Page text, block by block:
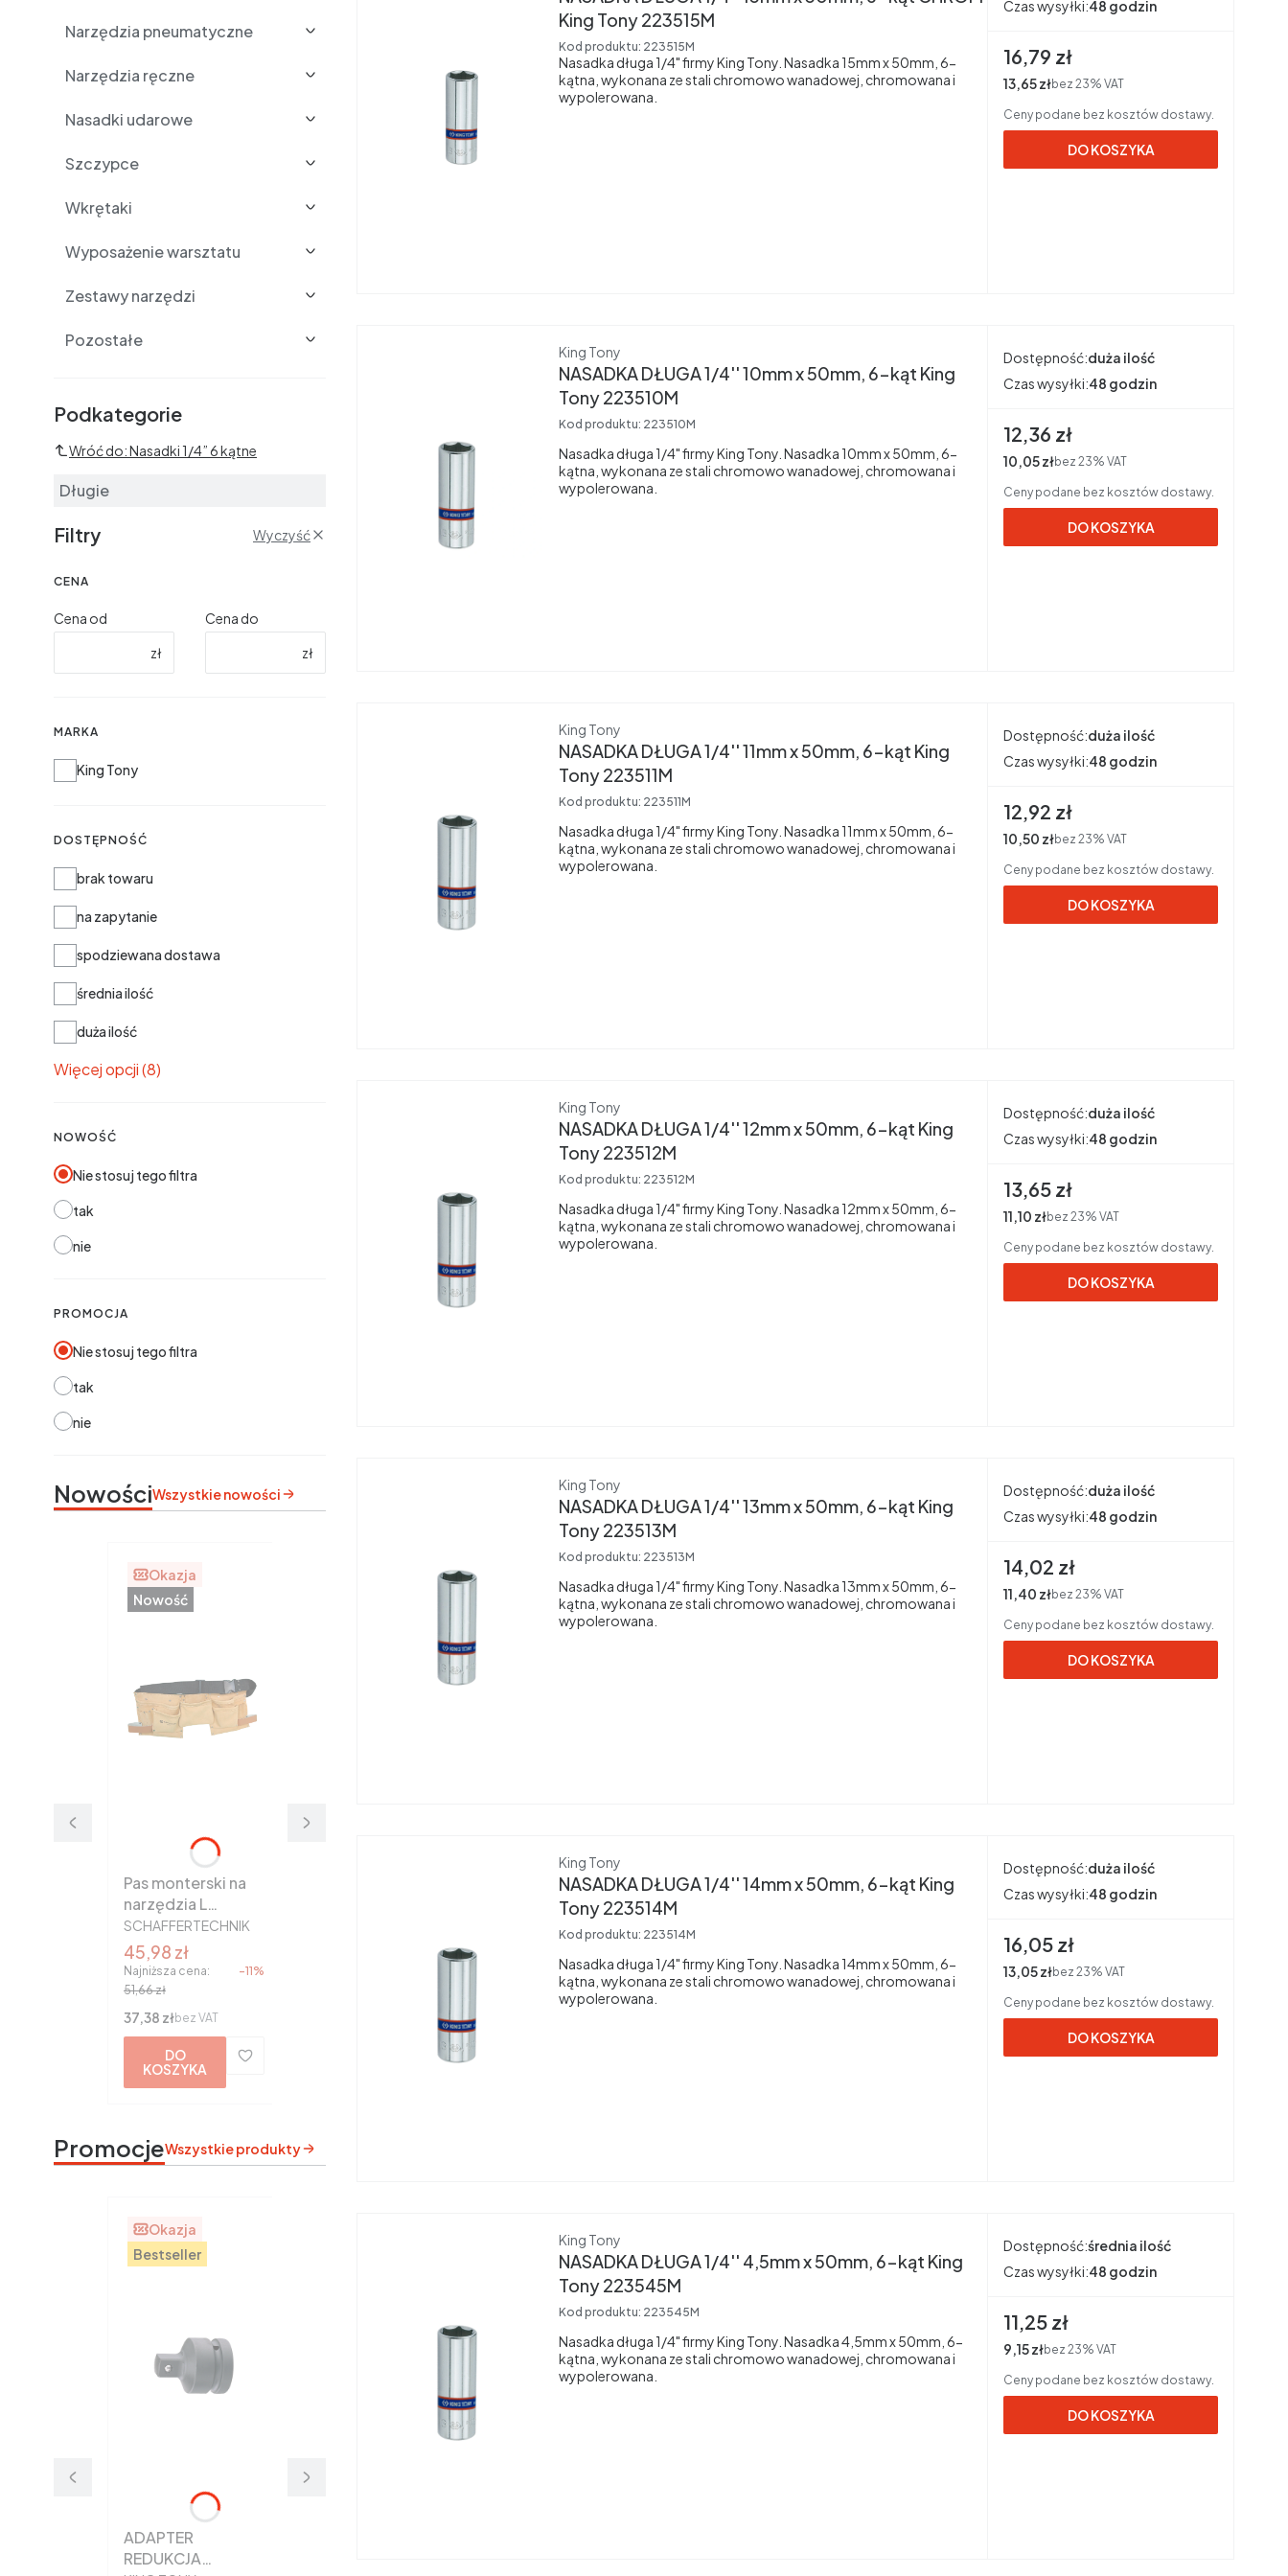
Narzędzia pneumatyczne
Narzędzia ręczne
Nasadki udarowe
Szczypce
Wkrętaki
Wyposażenie warsztatu
Zestawy narzędzi
Pozostałe
Podkategorie
Wróć do: Nasadki 1/4” 6 kątne
Długie
Filtry Wyczyść
CENA
Cena od
zł
Cena do
zł
MARKA
Marka
King Tony
DOSTĘPNOŚĆ
Dostępność
brak towaru
na zapytanie
spodziewana dostawa
średnia ilość
duża ilość
Więcej opcji (8)
NOWOŚĆ
Nie stosuj tego filtra
tak
nie
PROMOCJA
Nie stosuj tego filtra
tak
nie
NowościWszystkie nowości
Okazja
Nowość
Pas monterski na
narzędzia L
zatrzask
SchafferTechnik
PRODUCENT
SCHAFFERTECHNIK
Cena promocyjna
45,98 zł
Najniższa cena:
51,66 zł
-11%
Cena
37,38 złbez VAT
DO
KOSZYKA
PromocjeWszystkie produkty
Okazja
Bestseller
ADAPTER
REDUKCJA
King Tony 223515M
Kod produktu: 223515M
Nasadka długa 1/4" firmy King Tony. Nasadka 15mm x 50mm, 6-
kątna, wykonana ze stali chromowo wanadowej, chromowana i
wypolerowana.
Czas wysyłki:48 godzin
Cena brutto
16,79 zł
Cena netto
13,65 złbez 23% VAT
Ceny podane bez kosztów dostawy.
DO KOSZYKA
Producent
King Tony
NASADKA DŁUGA 1/4'' 10mm x 50mm, 6-kąt King
Tony 223510M
Kod produktu: 223510M
Nasadka długa 1/4" firmy King Tony. Nasadka 10mm x 50mm, 6-
kątna, wykonana ze stali chromowo wanadowej, chromowana i
wypolerowana.
Dostępność:duża ilość
Czas wysyłki:48 godzin
Cena brutto
12,36 zł
Cena netto
10,05 złbez 23% VAT
Ceny podane bez kosztów dostawy.
DO KOSZYKA
Producent
King Tony
NASADKA DŁUGA 1/4'' 11mm x 50mm, 6-kąt King
Tony 223511M
Kod produktu: 223511M
Nasadka długa 1/4" firmy King Tony. Nasadka 11mm x 50mm, 6-
kątna, wykonana ze stali chromowo wanadowej, chromowana i
wypolerowana.
Dostępność:duża ilość
Czas wysyłki:48 godzin
Cena brutto
12,92 zł
Cena netto
10,50 złbez 23% VAT
Ceny podane bez kosztów dostawy.
DO KOSZYKA
Producent
King Tony
NASADKA DŁUGA 1/4'' 12mm x 50mm, 6-kąt King
Tony 223512M
Kod produktu: 223512M
Nasadka długa 1/4" firmy King Tony. Nasadka 12mm x 50mm, 6-
kątna, wykonana ze stali chromowo wanadowej, chromowana i
wypolerowana.
Dostępność:duża ilość
Czas wysyłki:48 godzin
Cena brutto
13,65 zł
Cena netto
11,10 złbez 23% VAT
Ceny podane bez kosztów dostawy.
DO KOSZYKA
Producent
King Tony
NASADKA DŁUGA 1/4'' 13mm x 50mm, 6-kąt King
Tony 223513M
Kod produktu: 223513M
Nasadka długa 1/4" firmy King Tony. Nasadka 13mm x 50mm, 6-
kątna, wykonana ze stali chromowo wanadowej, chromowana i
wypolerowana.
Dostępność:duża ilość
Czas wysyłki:48 godzin
Cena brutto
14,02 zł
Cena netto
11,40 złbez 23% VAT
Ceny podane bez kosztów dostawy.
DO KOSZYKA
Producent
King Tony
NASADKA DŁUGA 1/4'' 14mm x 50mm, 6-kąt King
Tony 223514M
Kod produktu: 223514M
Nasadka długa 1/4" firmy King Tony. Nasadka 14mm x 50mm, 6-
kątna, wykonana ze stali chromowo wanadowej, chromowana i
wypolerowana.
Dostępność:duża ilość
Czas wysyłki:48 godzin
Cena brutto
16,05 zł
Cena netto
13,05 złbez 23% VAT
Ceny podane bez kosztów dostawy.
DO KOSZYKA
Producent
King Tony
NASADKA DŁUGA 1/4'' 4,5mm x 50mm, 6-kąt King
Tony 223545M
Kod produktu: 223545M
Nasadka długa 1/4" firmy King Tony. Nasadka 4,5mm x 50mm, 6-
kątna, wykonana ze stali chromowo wanadowej, chromowana i
wypolerowana.
Dostępność:średnia ilość
Czas wysyłki:48 godzin
Cena brutto
11,25 zł
Cena netto
9,15 złbez 23% VAT
Ceny podane bez kosztów dostawy.
DO KOSZYKA